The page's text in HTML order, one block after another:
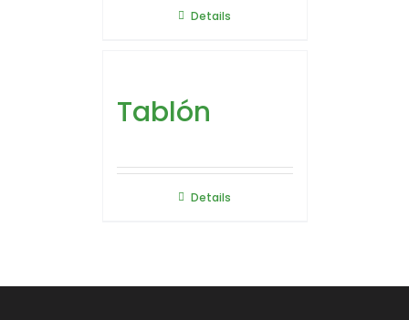
Details
Tablón
Details